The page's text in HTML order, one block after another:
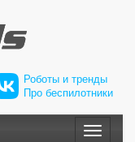
Роботы и тренды
Про беспилотники
Меню